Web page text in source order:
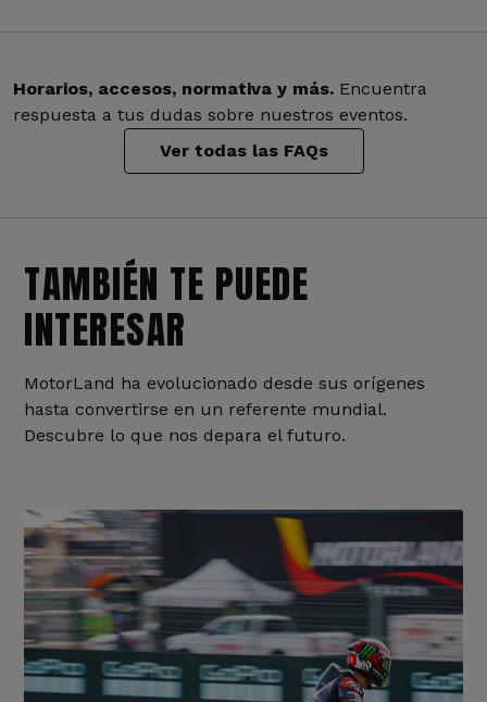
Horarios, accesos, normativa y más. Encuentra
respuesta a tus dudas sobre nuestros eventos.
Ver todas las FAQs
TAMBIÉN TE PUEDE
INTERESAR
MotorLand ha evolucionado desde sus orígenes
hasta convertirse en un referente mundial.
Descubre lo que nos depara el futuro.